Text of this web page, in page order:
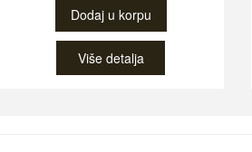
Dodaj u korpu
Više detalja